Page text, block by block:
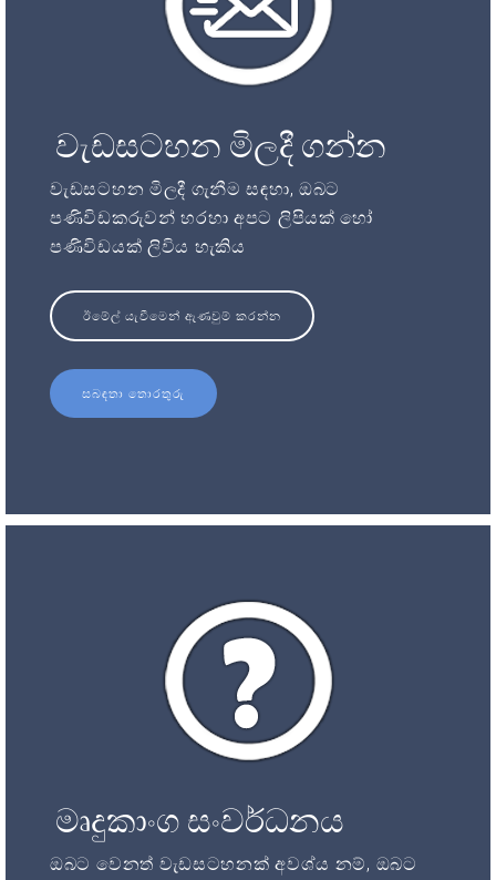
වැඩසටහන මිලදී ගන්න
වැඩසටහන මිලදී ගැනීම සඳහා, ඔබට
පණිවිඩකරුවන් හරහා අපට ලිපියක් හෝ
පණිවිඩයක් ලිවිය හැකිය
ඊමේල් යැවීමෙන් ඇණවුම් කරන්න
සබඳතා තොරතුරු
මෘදුකාංග සංවර්ධනය
ඔබට වෙනත් වැඩසටහනක් අවශ්ය නම්, ඔබට